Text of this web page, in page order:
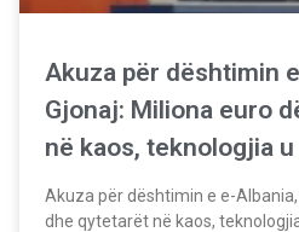
Akuza për dështimin
Gjonaj: Miliona euro
në kaos, teknologjia
Akuza për dështimin e e-
dhe qytetarët në kaos,